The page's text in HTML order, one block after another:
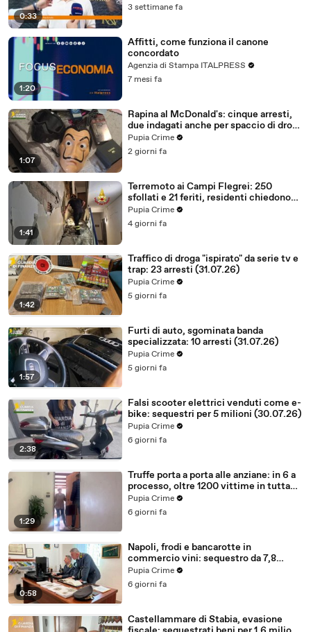
0:33
3 settimane fa
1:20
Affitti, come funziona il canone
concordato
Agenzia di Stampa ITALPRESS
7 mesi fa
1:07
Rapina al McDonald's: cinque arresti,
due indagati anche per spaccio di droga
(03.08.26)
Pupia Crime
2 giorni fa
1:41
Terremoto ai Campi Flegrei: 250
sfollati e 21 feriti, residenti chiedono
certezze sul futuro (01.08.26)
Pupia Crime
4 giorni fa
1:42
Traffico di droga "ispirato" da serie tv e
trap: 23 arresti (31.07.26)
Pupia Crime
5 giorni fa
1:57
Furti di auto, sgominata banda
specializzata: 10 arresti (31.07.26)
Pupia Crime
5 giorni fa
2:38
Falsi scooter elettrici venduti come e-
bike: sequestri per 5 milioni (30.07.26)
Pupia Crime
6 giorni fa
1:29
Truffe porta a porta alle anziane: in 6 a
processo, oltre 1200 vittime in tutta
Italia (30.07.26)
Pupia Crime
6 giorni fa
0:58
Napoli, frodi e bancarotte in
commercio vini: sequestro da 7,8
milioni (30.07.26)
Pupia Crime
6 giorni fa
Castellammare di Stabia, evasione